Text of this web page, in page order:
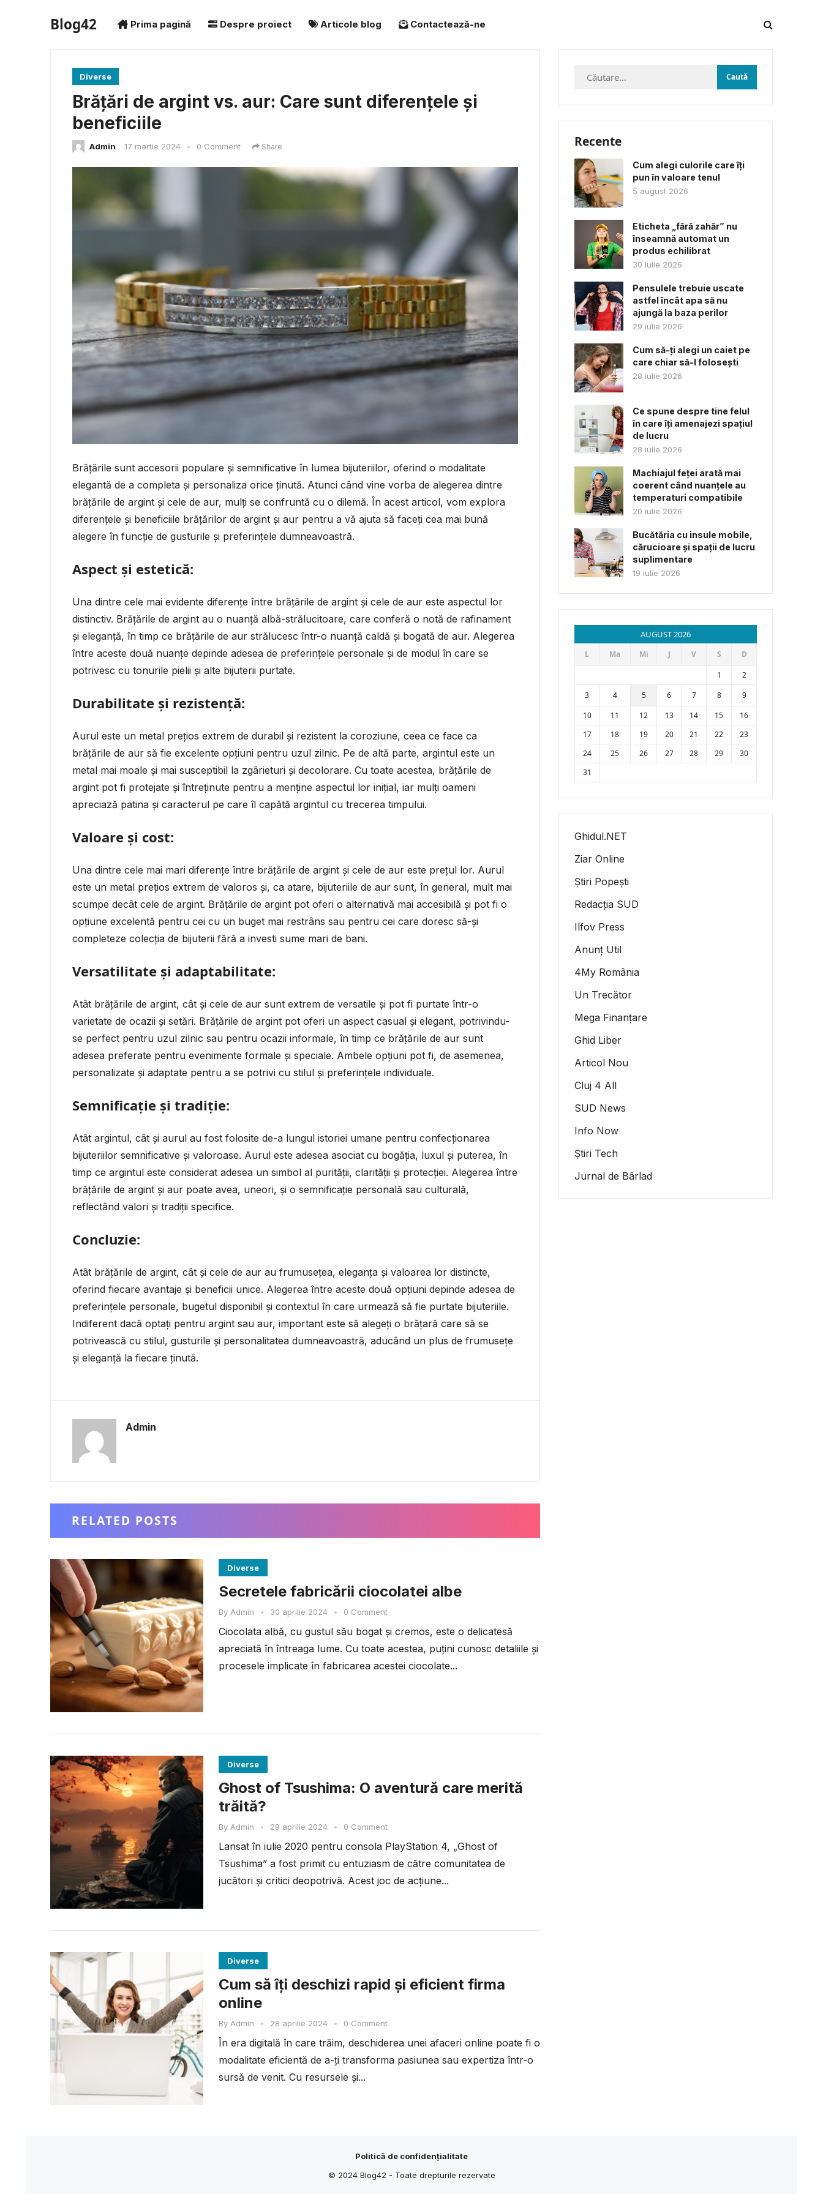
Blog42 Prima pagină Despre proiect Articole blog Contactează-ne
Diverse
Brățări de argint vs. aur: Care sunt diferențele și
beneficiile
Admin 17 martie 2024 • 0 Comment Share
Brățările sunt accesorii populare și semnificative în lumea bijuteriilor, oferind o modalitate
elegantă de a completa și personaliza orice ținută. Atunci când vine vorba de alegerea dintre
brățările de argint și cele de aur, mulți se confruntă cu o dilemă. În acest articol, vom explora
diferențele și beneficiile brățărilor de argint și aur pentru a vă ajuta să faceți cea mai bună
alegere în funcție de gusturile și preferințele dumneavoastră.
Aspect și estetică:
Una dintre cele mai evidente diferențe între brățările de argint și cele de aur este aspectul lor
distinctiv. Brățările de argint au o nuanță albă-strălucitoare, care conferă o notă de rafinament
și eleganță, în timp ce brățările de aur strălucesc într-o nuanță caldă și bogată de aur. Alegerea
între aceste două nuanțe depinde adesea de preferințele personale și de modul în care se
potrivesc cu tonurile pielii și alte bijuterii purtate.
Durabilitate și rezistență:
Aurul este un metal prețios extrem de durabil și rezistent la coroziune, ceea ce face ca
brățările de aur să fie excelente opțiuni pentru uzul zilnic. Pe de altă parte, argintul este un
metal mai moale și mai susceptibil la zgârieturi și decolorare. Cu toate acestea, brățările de
argint pot fi protejate și întreținute pentru a menține aspectul lor inițial, iar mulți oameni
apreciază patina și caracterul pe care îl capătă argintul cu trecerea timpului.
Valoare și cost:
Una dintre cele mai mari diferențe între brățările de argint și cele de aur este prețul lor. Aurul
este un metal prețios extrem de valoros și, ca atare, bijuteriile de aur sunt, în general, mult mai
scumpe decât cele de argint. Brățările de argint pot oferi o alternativă mai accesibilă și pot fi o
opțiune excelentă pentru cei cu un buget mai restrâns sau pentru cei care doresc să-și
completeze colecția de bijuterii fără a investi sume mari de bani.
Versatilitate și adaptabilitate:
Atât brățările de argint, cât și cele de aur sunt extrem de versatile și pot fi purtate într-o
varietate de ocazii și setări. Brățările de argint pot oferi un aspect casual și elegant, potrivindu-
se perfect pentru uzul zilnic sau pentru ocazii informale, în timp ce brățările de aur sunt
adesea preferate pentru evenimente formale și speciale. Ambele opțiuni pot fi, de asemenea,
personalizate și adaptate pentru a se potrivi cu stilul și preferințele individuale.
Semnificație și tradiție:
Atât argintul, cât și aurul au fost folosite de-a lungul istoriei umane pentru confecționarea
bijuteriilor semnificative și valoroase. Aurul este adesea asociat cu bogăția, luxul și puterea, în
timp ce argintul este considerat adesea un simbol al purității, clarității și protecției. Alegerea între
brățările de argint și aur poate avea, uneori, și o semnificație personală sau culturală,
reflectând valori și tradiții specifice.
Concluzie:
Atât brățările de argint, cât și cele de aur au frumusețea, eleganța și valoarea lor distincte,
oferind fiecare avantaje și beneficii unice. Alegerea între aceste două opțiuni depinde adesea de
preferințele personale, bugetul disponibil și contextul în care urmează să fie purtate bijuteriile.
Indiferent dacă optați pentru argint sau aur, important este să alegeți o brățară care să se
potrivească cu stilul, gusturile și personalitatea dumneavoastră, aducând un plus de frumusețe
și eleganță la fiecare ținută.
Admin
RELATED POSTS
Diverse
Secretele fabricării ciocolatei albe
By Admin • 30 aprilie 2024 • 0 Comment
Ciocolata albă, cu gustul său bogat și cremos, este o delicatesă
apreciată în întreaga lume. Cu toate acestea, puțini cunosc detaliile și
procesele implicate în fabricarea acestei ciocolate...
Diverse
Ghost of Tsushima: O aventură care merită
trăită?
By Admin • 29 aprilie 2024 • 0 Comment
Lansat în iulie 2020 pentru consola PlayStation 4, „Ghost of
Tsushima” a fost primit cu entuziasm de către comunitatea de
jucători și critici deopotrivă. Acest joc de acțiune...
Diverse
Cum să îți deschizi rapid și eficient firma
online
By Admin • 28 aprilie 2024 • 0 Comment
În era digitală în care trăim, deschiderea unei afaceri online poate fi o
modalitate eficientă de a-ți transforma pasiunea sau expertiza într-o
sursă de venit. Cu resursele și...
Caută
Recente
Cum alegi culorile care îți
pun în valoare tenul
5 august 2026
Eticheta „fără zahăr” nu
înseamnă automat un
produs echilibrat
30 iulie 2026
Pensulele trebuie uscate
astfel încât apa să nu
ajungă la baza perilor
29 iulie 2026
Cum să-ți alegi un caiet pe
care chiar să-l folosești
28 iulie 2026
Ce spune despre tine felul
în care îți amenajezi spațiul
de lucru
28 iulie 2026
Machiajul feței arată mai
coerent când nuanțele au
temperaturi compatibile
20 iulie 2026
Bucătăria cu insule mobile,
cărucioare și spații de lucru
suplimentare
19 iulie 2026
AUGUST 2026
L Ma Mi J V S
D
1
2
3
4 5 6 7 8
9
10
11 12 13 14 15
16
17
18 19 20 21 22
23
24
25 26 27 28 29
30
31
Ghidul.NET
Ziar Online
Știri Popești
Redacția SUD
Ilfov Press
Anunț Util
4My România
Un Trecător
Mega Finanțare
Ghid Liber
Articol Nou
Cluj 4 All
SUD News
Info Now
Știri Tech
Jurnal de Bârlad
Politică de confidențialitate
© 2024 Blog42 - Toate drepturile rezervate